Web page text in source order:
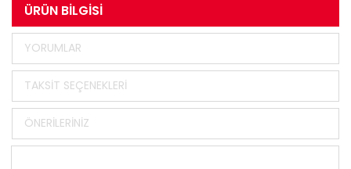
ÜRÜN BILGISI
YORUMLAR
TAKSIT SEÇENEKLERI
ÖNERILERINIZ